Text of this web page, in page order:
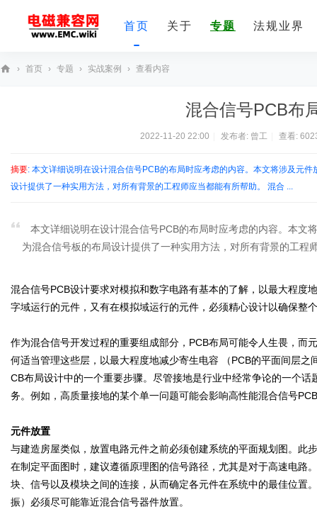
首页 关于 专题 法规业界
术
› 首页 › 专题 › 实战案例 › 查看内容
混合信号PCB布
2022-11-20 22:00 发布者: 曾工 查看:
摘要: 本文详细说明在设计混合信号PCB的布局时应考虑的内容。本文将涉及元
设计提供了一种实用方法，对所有背景的工程师应当都能有所帮助。 混合 ...
本文详细说明在设计混合信号PCB的布局时应考虑的内容。本文
为混合信号板的布局设计提供了一种实用方法，对所有背景的工程
混合信号PCB设计要求对模拟和数字电路有基本的了解，以最大程
字域运行的元件，又有在模拟域运行的元件，必须精心设计以确保整
作为混合信号开发过程的重要组成部分，PCB布局可能令人生畏，
何适当管理这些层，以最大程度地减少寄生电容 （PCB的平面间层
CB布局设计中的一个重要步骤。尽管接地是行业中经常争论的一个
务。例如，高质量接地的某个单一问题可能会影响高性能混合信号
元件放置
与建造房屋类似，放置电路元件之前必须创建系统的平面规划图。此
在制定平面图时，建议遵循原理图的信号路径，尤其是对于高速电路
块、信号以及模块之间的连接，从而确定各元件在系统中的最佳位置
振）必须尽可能靠近混合信号器件放置。